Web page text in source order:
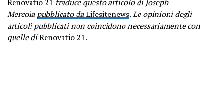
Renovatio 21 traduce questo articolo di Joseph
Mercolapubblicato daLifesitenews.Le opinioni degli
articoli pubblicati non coincidono necessariamente con
quelle diRenovatio 21.